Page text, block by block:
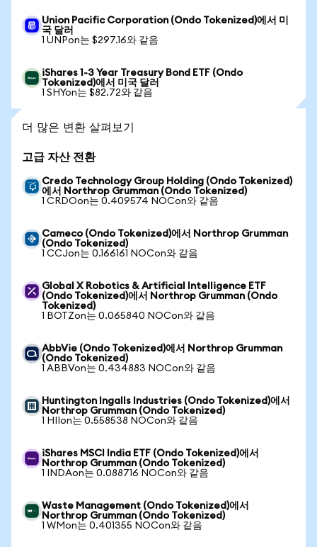
Union Pacific Corporation (Ondo Tokenized)에서 미
국 달러
1 UNPon는 $297.16와 같음
iShares 1-3 Year Treasury Bond ETF (Ondo
Tokenized)에서 미국 달러
1 SHYon는 $82.72와 같음
더 많은 변환 살펴보기
고급 자산 전환
Credo Technology Group Holding (Ondo Tokenized)
에서 Northrop Grumman (Ondo Tokenized)
1 CRDOon는 0.409574 NOCon와 같음
Cameco (Ondo Tokenized)에서 Northrop Grumman
(Ondo Tokenized)
1 CCJon는 0.166161 NOCon와 같음
Global X Robotics & Artificial Intelligence ETF
(Ondo Tokenized)에서 Northrop Grumman (Ondo
Tokenized)
1 BOTZon는 0.065840 NOCon와 같음
AbbVie (Ondo Tokenized)에서 Northrop Grumman
(Ondo Tokenized)
1 ABBVon는 0.434883 NOCon와 같음
Huntington Ingalls Industries (Ondo Tokenized)에서
Northrop Grumman (Ondo Tokenized)
1 HIIon는 0.558538 NOCon와 같음
iShares MSCI India ETF (Ondo Tokenized)에서
Northrop Grumman (Ondo Tokenized)
1 INDAon는 0.088716 NOCon와 같음
Waste Management (Ondo Tokenized)에서
Northrop Grumman (Ondo Tokenized)
1 WMon는 0.401355 NOCon와 같음